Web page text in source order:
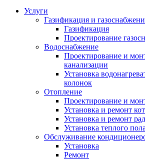
Услуги
Газификация и
Газификация
Проектирование
Водоснабжение
Проектирование и
канализации
Установка
колонок
Отопление
Проектирование и
Установка и ремонт
Установка и ремонт
Установка теплого пола
Обслуживание
Установка
Ремонт